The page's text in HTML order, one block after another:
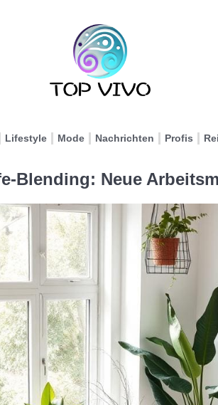
Lifestyle Mode Nachrichten Profis
Blending: Neue